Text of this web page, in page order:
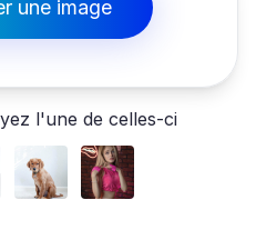
une image
l'une de celles-ci